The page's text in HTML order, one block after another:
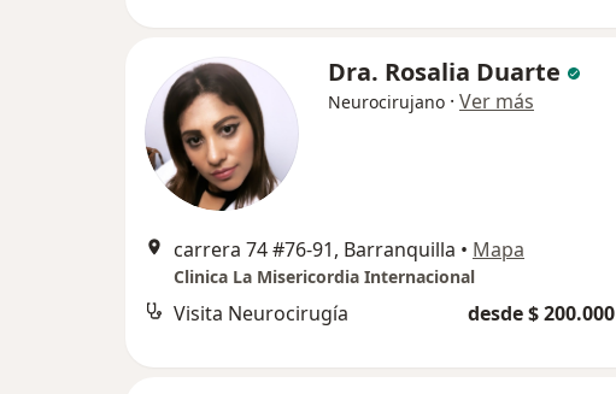
Dra. Rosalia Duarte
Neurocirujano · Ver más
carrera 74 #76-91, Barranquilla • Mapa
Clinica La Misericordia Internacional
Visita Neurocirugía desde $ 200.000